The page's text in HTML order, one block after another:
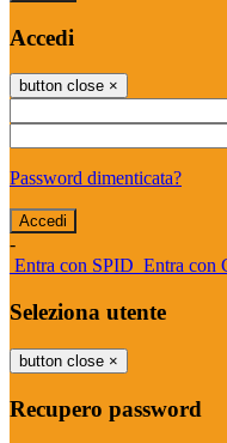
Accedi
button close ×
Password dimenticata?
-
Entra con SPID Entra con
Seleziona utente
button close ×
Recupero password